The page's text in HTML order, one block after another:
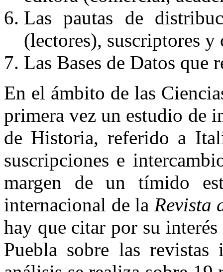
Las pautas de
(lectores), suscriptores y
Las Bases de Datos que
En el ámbito de las
primera vez un estudio de
de Historia, referido a
suscripciones e
margen de un tímido
internacional de la Revista
hay que citar por su
Puebla sobre las revistas